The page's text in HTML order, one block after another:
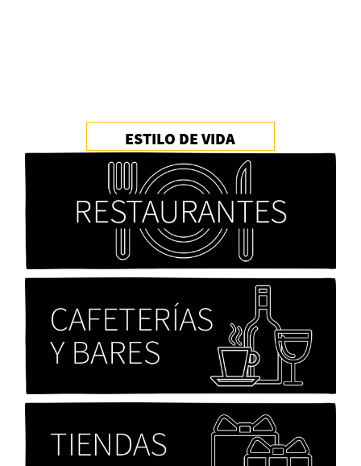
Cocaína Negra de Cristóbal Valenzuela Berríos
Paloma Pulisci
Chicas tristes de Fernanda Tovar
ESTILO DE VIDA